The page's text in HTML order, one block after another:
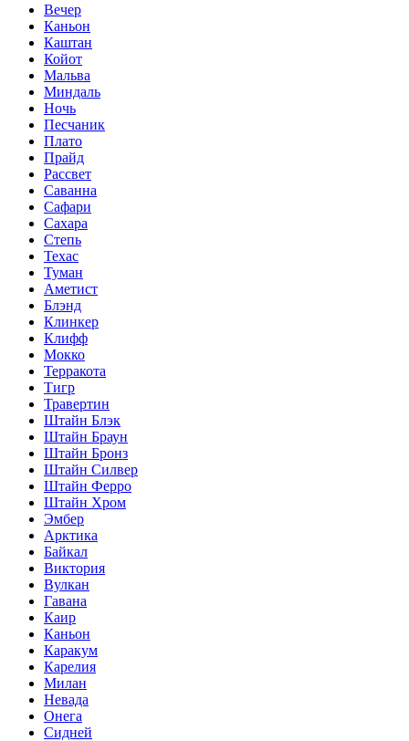
Вечер
Каньон
Каштан
Койот
Мальва
Миндаль
Ночь
Песчаник
Плато
Прайд
Рассвет
Саванна
Сафари
Сахара
Степь
Техас
Туман
Аметист
Блэнд
Клинкер
Клифф
Мокко
Терракота
Тигр
Травертин
Штайн Блэк
Штайн Браун
Штайн Бронз
Штайн Силвер
Штайн Ферро
Штайн Хром
Эмбер
Арктика
Байкал
Виктория
Вулкан
Гавана
Каир
Каньон
Каракум
Карелия
Милан
Невада
Онега
Сидней